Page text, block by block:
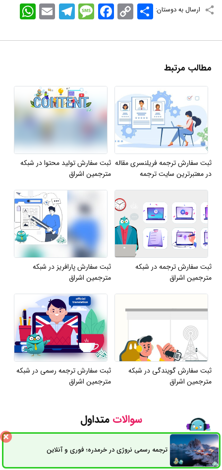
ارسال به دوستان: WhatsApp EmailTelegramMessageFacebook Copy
Link
اشتراک
مطالب مرتبط
ثبت سفارش ترجمه فریلنسری مقاله
در معتبرترین سایت ترجمه
ثبت سفارش تولید محتوا در شبکه
مترجمین اشراق
ثبت سفارش ترجمه در شبکه
مترجمین اشراق
ثبت سفارش پارافریز در شبکه
مترجمین اشراق
ثبت سفارش گویندگی در شبکه
مترجمین اشراق
ثبت سفارش ترجمه رسمی در شبکه
مترجمین اشراق
سوالاتمتداول
1.برای ترجمه دقیق مقاله ISI به کجا باید مراجعه کنیم؟ترجمه رسمی نروژی در خرمدره؛ فوری و آنلاینثبت سفارش راه های ارتباطی